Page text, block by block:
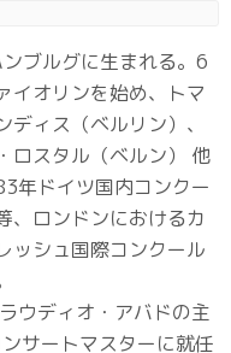
ブルグに生まれる。6
イオリンを始め、トマ
ディス（ベルリン）、
ロスタル（ベルン） 他
年ドイツ国内コンクー
、ロンドンにおけるカ
ッシュ国際コンクール
ウディオ・アバドの主
サートマスターに就任